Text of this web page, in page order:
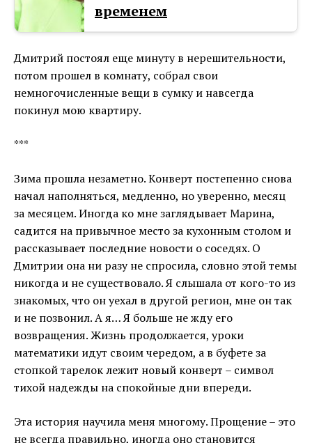
временем
Дмитрий постоял еще минуту в нерешительности,
потом прошел в комнату, собрал свои
немногочисленные вещи в сумку и навсегда
покинул мою квартиру.
***
Зима прошла незаметно. Конверт постепенно снова
начал наполняться, медленно, но уверенно, месяц
за месяцем. Иногда ко мне заглядывает Марина,
садится на привычное место за кухонным столом и
рассказывает последние новости о соседях. О
Дмитрии она ни разу не спросила, словно этой темы
никогда и не существовало. Я слышала от кого-то из
знакомых, что он уехал в другой регион, мне он так
и не позвонил. А я… Я больше не жду его
возвращения. Жизнь продолжается, уроки
математики идут своим чередом, а в буфете за
стопкой тарелок лежит новый конверт – символ
тихой надежды на спокойные дни впереди.
Эта история научила меня многому. Прощение – это
не всегда правильно, иногда оно становится